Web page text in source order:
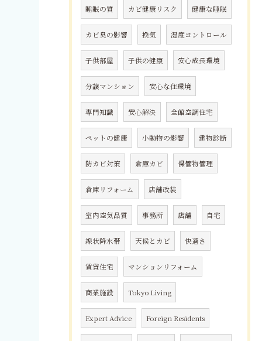
睡眠の質 カビ健康リスク 健康な睡眠
カビ臭の影響 換気 湿度コントロール
子供部屋 子供の健康 安心成長環境
分譲マンション 安心な住環境
専門知識 安心解決 全館空調住宅
ペットの健康 小動物の影響 建物診断
防カビ対策 倉庫カビ 保管物管理
倉庫リフォーム 店舗改装
室内空気品質 事務所 店舗 自宅
線状降水帯 天候とカビ 快適さ
賃貸住宅 マンションリフォーム
商業施設 Tokyo Living
Expert Advice Foreign Residents